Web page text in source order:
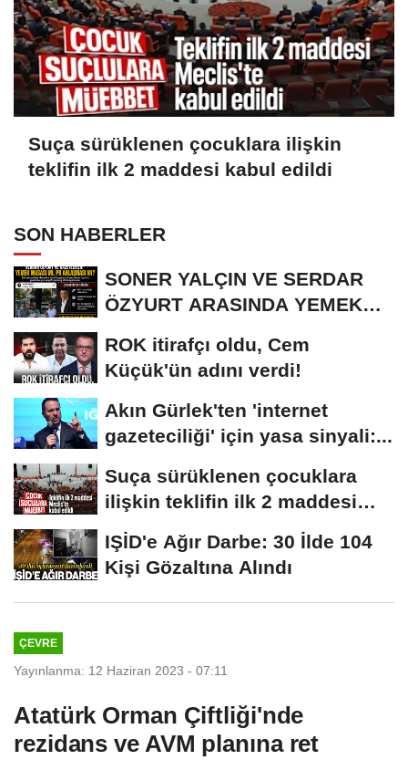
Suça sürüklenen çocuklara ilişkin
teklifin ilk 2 maddesi kabul edildi
SON HABERLER
SONER YALÇIN VE SERDAR
ÖZYURT ARASINDA YEMEK
ROK itirafçı oldu, Cem
Küçük'ün adını verdi!
Akın Gürlek'ten 'internet
gazeteciliği' için yasa sinyali:...
Suça sürüklenen çocuklara
ilişkin teklifin ilk 2 maddesi
kabul edildi
IŞİD'e Ağır Darbe: 30 İlde 104
Kişi Gözaltına Alındı
ÇEVRE
Yayınlanma: 12 Haziran 2023 - 07:11
Atatürk Orman Çiftliği'nde
rezidans ve AVM planına ret